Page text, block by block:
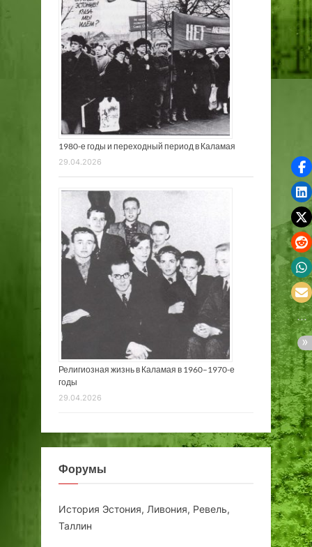
1980-е годы и переходный период в Каламая
29.04.2026
Религиозная жизнь в Каламая в 1960–1970-е
годы
29.04.2026
Форумы
История Эстония, Ливония, Ревель,
Таллин